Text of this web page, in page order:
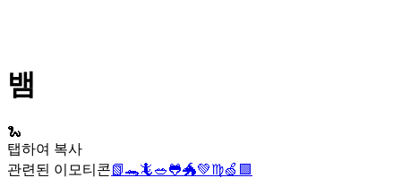
뱀
🐍
탭하여 복사
관련된 이모티콘📗🐊🦎🥗🐸🐲💚♍🍏 🟩